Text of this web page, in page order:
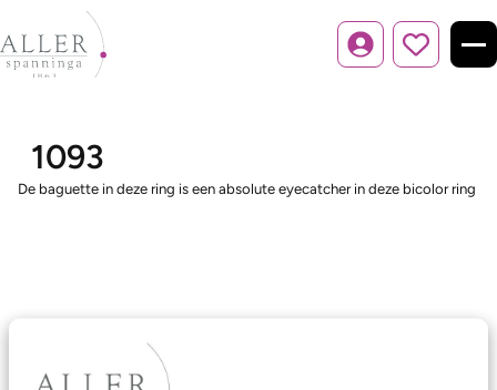
Inloggen
1093
De baguette in deze ring is een absolute eyecatcher in deze bicolor ring